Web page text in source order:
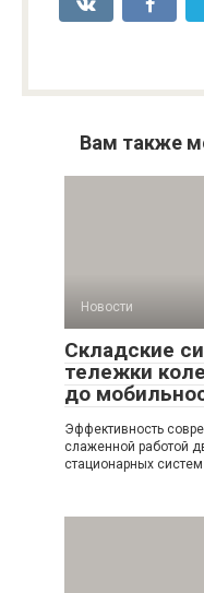
Вам также
Новости
Складские
тележки
до
Эффективность
слаженной работой
стационарных